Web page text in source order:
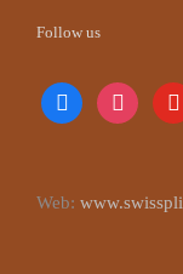
Follow us
facebookinstagram
Web: